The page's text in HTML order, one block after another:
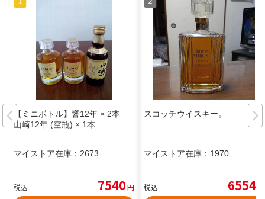
【ミニボトル】響12年 × 2本
山崎12年 (空瓶) × 1本
マイストア在庫： 2673
税込 7540円
スコッチウイスキー。
マイストア在庫： 1970
税込 6554